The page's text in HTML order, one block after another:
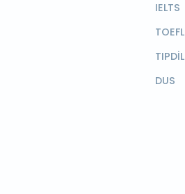
IELTS
TOEFL
TIPDİL
DUS